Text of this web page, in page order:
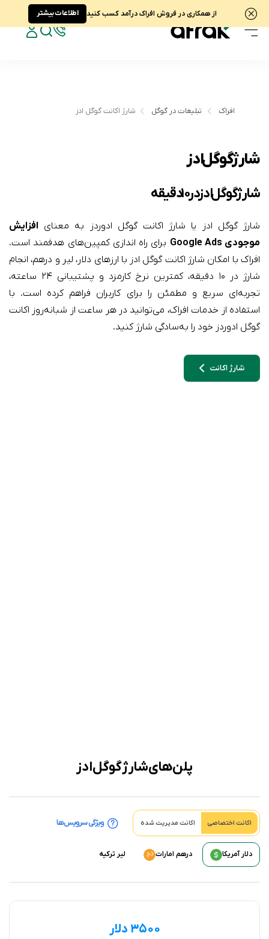
از همکاری در فروش افراک درآمد کسب کنید اطلاعات بیشتر
افراک تبلیغات در گوگل شارژ اکانت گوگل ادز
شارژ گوگل ادز
شارژ گوگل ادز در ۱۰ دقیقه
شارژ گوگل ادز یا شارژ اکانت گوگل ادوردز به معنای افزایش
موجودی Google Ads
برای راه اندازی کمپین‌های هدفمند است.
افراک با امکان شارژ اکانت گوگل ادز با ارزهای دلار، لیر و درهم، انجام
شارژ در ۱۰ دقیقه، کمترین نرخ کارمزد و پشتیبانی ۲۴ ساعته،
تجربه‌ای سریع و مطمئن را برای کاربران فراهم کرده است. با
استفاده از خدمات افراک، می‌توانید در هر ساعت از شبانه‌روز اکانت
گوگل ادوردز خود را به‌سادگی شارژ کنید.
شارژ اکانت
پلن‌‌های شارژ گوگل ادز
اکانت اختصاصی اکانت مدیریت شده ویژگی سرویس‌‌ها
دلار آمریکا درهم امارات لیر ترکیه
۳۵۰۰ دلار